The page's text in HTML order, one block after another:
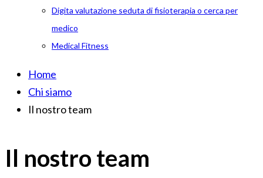
Digita valutazione seduta di fisioterapia o cerca per
medico
Medical Fitness
Home
Chi siamo
Il nostro team
Il nostro team